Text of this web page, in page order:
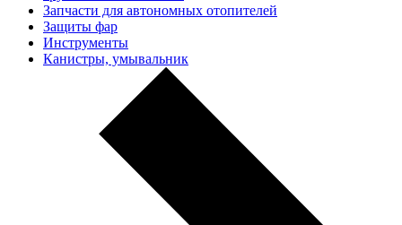
Запчасти для автономных отопителей
Защиты фар
Инструменты
Канистры, умывальник